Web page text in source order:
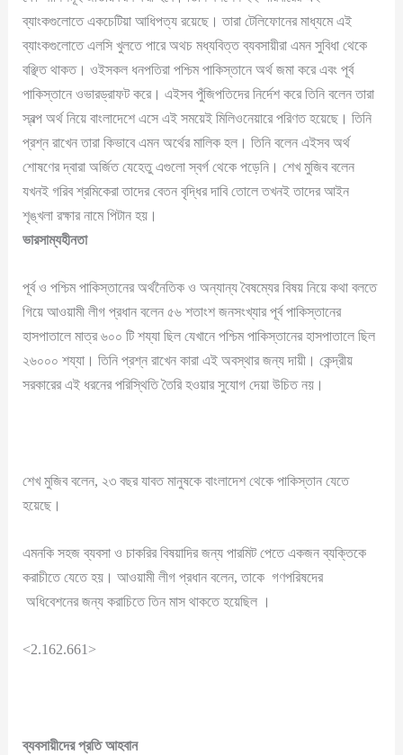
ব্যাংকগুলোতে একচেটিয়া আধিপত্য রয়েছে। তারা টেলিফোনের মাধ্যমে এই
ব্যাংকগুলোতে এলসি খুলতে পারে অথচ মধ্যবিত্ত ব্যবসায়ীরা এমন সুবিধা থেকে
বঞ্ছিত থাকত। ওইসকল ধনপতিরা পশ্চিম পাকিস্তানে অর্থ জমা করে এবং পূর্ব
পাকিস্তানে ওভারড্রাফট করে। এইসব পুঁজিপতিদের নির্দেশ করে তিনি বলেন তারা
স্বল্প অর্থ নিয়ে বাংলাদেশে এসে এই সময়েই মিলিওনেয়ারে পরিণত হয়েছে। তিনি
প্রশ্ন রাখেন তারা কিভাবে এমন অর্থের মালিক হল। তিনি বলেন এইসব অর্থ
শোষণের দ্বারা অর্জিত যেহেতু এগুলো স্বর্গ থেকে পড়েনি। শেখ মুজিব বলেন
যখনই গরিব শ্রমিকেরা তাদের বেতন বৃদ্ধির দাবি তোলে তখনই তাদের আইন
শৃঙ্খলা রক্ষার নামে পিটান হয়।
ভারসাম্যহীনতা
পূর্ব ও পশ্চিম পাকিস্তানের অর্থনৈতিক ও অন্যান্য বৈষম্যের বিষয় নিয়ে কথা বলতে
গিয়ে আওয়ামী লীগ প্রধান বলেন ৫৬ শতাংশ জনসংখ্যার পূর্ব পাকিস্তানের
হাসপাতালে মাত্র ৬০০ টি শয্যা ছিল যেখানে পশ্চিম পাকিস্তানের হাসপাতালে ছিল
২৬০০০ শয্যা। তিনি প্রশ্ন রাখেন কারা এই অবস্থার জন্য দায়ী। কেন্দ্রীয়
সরকারের এই ধরনের পরিস্থিতি তৈরি হওয়ার সুযোগ দেয়া উচিত নয়।
শেখ মুজিব বলেন, ২৩ বছর যাবত মানুষকে বাংলাদেশ থেকে পাকিস্তান যেতে
হয়েছে।
এমনকি সহজ ব্যবসা ও চাকরির বিষয়াদির জন্য পারমিট পেতে একজন ব্যক্তিকে
করাচীতে যেতে হয়। আওয়ামী লীগ প্রধান বলেন, তাকে গণপরিষদের
অধিবেশনের জন্য করাচিতে তিন মাস থাকতে হয়েছিল ।
<2.162.661>
ব্যবসায়ীদের প্রতি আহবান